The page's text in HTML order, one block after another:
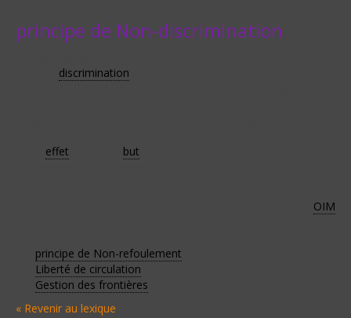
principe de Non-discrimination
discrimination
effet but
OIM
principe de Non-refoulement
Liberté de circulation
Gestion des frontières
« Revenir au lexique